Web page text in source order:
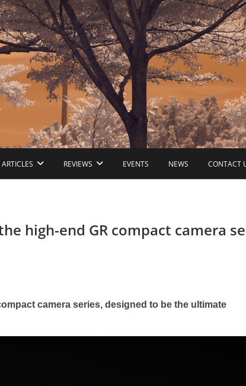
ARTICLES REVIEWS EVENTS NEWS CONTACT
high-end GR compact camera
camera series, designed to be the ultimate